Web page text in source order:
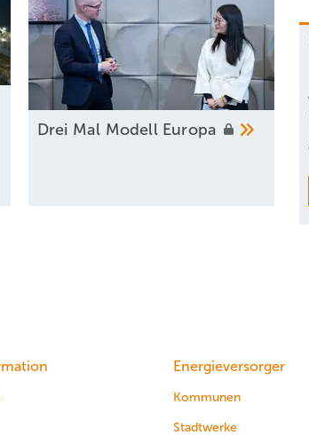
Drei Mal Modell Europa
Energieversorger
Kommunen
Stadtwerke